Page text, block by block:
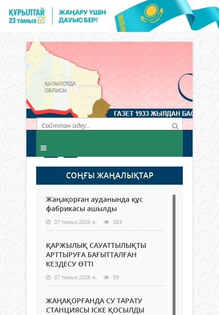
СОҢҒЫ ЖАҢАЛЫҚТАР
Жаңақорған ауданында құс
фабрикасы ашылды
07 тамыз 2026 ж. 583
ҚАРЖЫЛЫҚ САУАТТЫЛЫҚТЫ
АРТТЫРУҒА БАҒЫТТАЛҒАН
КЕЗДЕСУ ӨТТІ
07 тамыз 2026 ж. 59
ЖАҢАҚОРҒАНДА СУ ТАРАТУ
СТАНЦИЯСЫ ІСКЕ ҚОСЫЛДЫ